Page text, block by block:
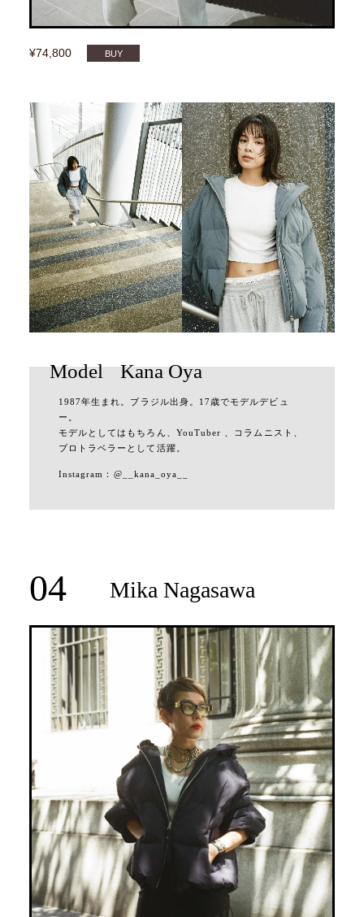
¥74,800 BUY
Model Kana Oya
1987年生まれ。ブラジル出身。17歳でモデルデビュ
ー。
モデルとしてはもちろん、YouTuber 、コラムニスト、
プロトラベラーとして活躍。
Instagram： @__kana_oya__
04 Mika Nagasawa